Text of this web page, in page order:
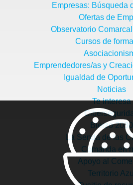
Empresas: Búsqueda
Ofertas de
Observatorio
Cursos de
Emprendedores/as y
Igualdad de
Noticias
Te interesa
Bierzo 2030
La Senda de las
Comanda en
Apoyo al
Territorio Azul